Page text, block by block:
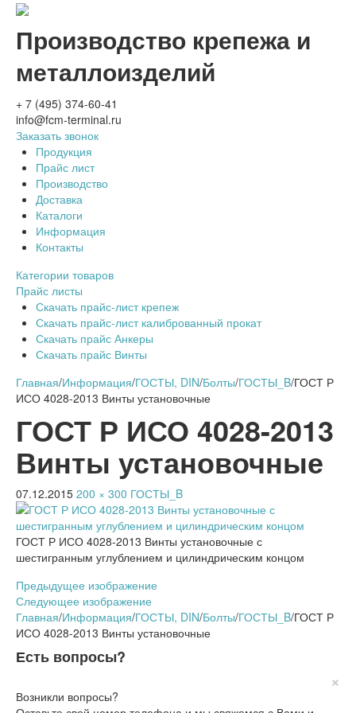
Производство крепежа и
металлоизделий
+ 7 (495) 374-60-41
info@fcm-terminal.ru
Заказать звонок
Продукция
Прайс лист
Производство
Доставка
Каталоги
Информация
Контакты
Категории товаров
Прайс листы
Скачать прайс-лист крепеж
Скачать прайс-лист калиброванный прокат
Скачать прайс Анкеры
Скачать прайс Винты
Главная/Информация/ГОСТЫ, DIN/Болты/ГОСТЫ_B/ГОСТ Р
ИСО 4028-2013 Винты установочные
ГОСТ Р ИСО 4028-2013
Винты установочные
07.12.2015 200 × 300 ГОСТЫ_B
ГОСТ Р ИСО 4028-2013 Винты установочные с
шестигранным углублением и цилиндрическим концом
Предыдущее изображение
Следующее изображение
Главная/Информация/ГОСТЫ, DIN/Болты/ГОСТЫ_B/ГОСТ Р
ИСО 4028-2013 Винты установочные
Есть вопросы?
×
Возникли вопросы?